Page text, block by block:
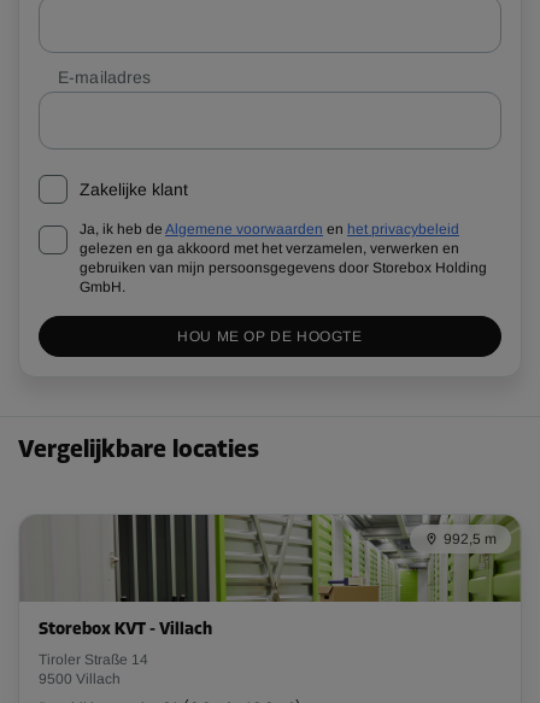
E-mailadres
Zakelijke klant
Ja, ik heb de Algemene voorwaarden en het privacybeleid
gelezen en ga akkoord met het verzamelen, verwerken en
gebruiken van mijn persoonsgegevens door Storebox Holding
GmbH.
HOU ME OP DE HOOGTE
Vergelijkbare locaties
992,5 m
Storebox KVT - Villach
Tiroler Straße 14
9500 Villach